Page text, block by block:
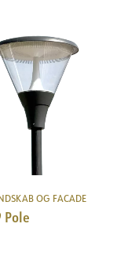
OG FACADE
Pole